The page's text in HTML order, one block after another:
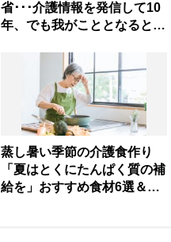
省･･･介護情報を発信して10
年、でも我がこととなると教
「感情と理性の狭間で右往左
往する現実」
蒸し暑い季節の介護食作り
「夏はとくにたんぱく質の補
給を」おすすめ食材6選＆火